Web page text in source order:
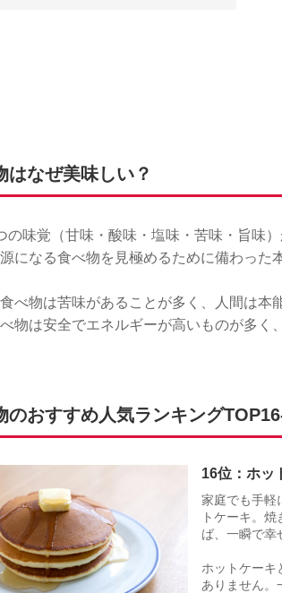
はなぜ美味しい？
の味覚（甘味・酸味・塩味・苦味・旨味
になる食べ物を見極めるために備わった
べ物は苦味があることが多く、人間は本
物は安全でエネルギーが高いものが多く
のおすすめ人気ランキング
16位：ホッ
家庭でも手軽
トケーキ。
ば、一瞬で幸
ホットケーキ
ありません。